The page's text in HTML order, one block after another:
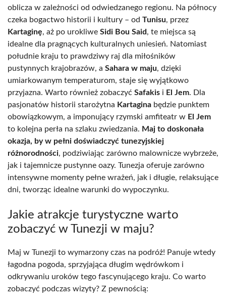
oblicza w zależności od odwiedzanego regionu. Na północy
czeka bogactwo historii i kultury – od Tunisu, przez
Kartaginę, aż po urokliwe Sidi Bou Said, te miejsca są
idealne dla pragnących kulturalnych uniesień. Natomiast
południe kraju to prawdziwy raj dla miłośników
pustynnych krajobrazów, a Sahara w maju, dzięki
umiarkowanym temperaturom, staje się wyjątkowo
przyjazna. Warto również zobaczyć Safakis i El Jem. Dla
pasjonatów historii starożytna Kartagina będzie punktem
obowiązkowym, a imponujący rzymski amfiteatr w El Jem
to kolejna perła na szlaku zwiedzania. Maj to doskonała
okazja, by w pełni doświadczyć tunezyjskiej
różnorodności, podziwiając zarówno malownicze wybrzeże,
jak i tajemnicze pustynne oazy. Tunezja oferuje zarówno
intensywne momenty pełne wrażeń, jak i długie, relaksujące
dni, tworząc idealne warunki do wypoczynku.
Jakie atrakcje turystyczne warto
zobaczyć w Tunezji w maju?
Maj w Tunezji to wymarzony czas na podróż! Panuje wtedy
łagodna pogoda, sprzyjająca długim wędrówkom i
odkrywaniu uroków tego fascynującego kraju. Co warto
zobaczyć podczas wizyty? Z pewnością: